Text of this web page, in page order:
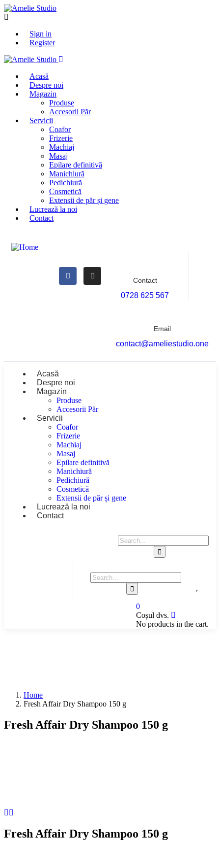
Sign in
Register
Acasă
Despre noi
Magazin
Produse
Accesorii Păr
Servicii
Coafor
Frizerie
Machiaj
Masaj
Epilare definitivă
Manichiură
Pedichiură
Cosmetică
Extensii de păr și gene
Lucrează la noi
Contact
Contact
0728 625 567
Email
contact@ameliestudio.one
Acasă
Despre noi
Magazin
Produse
Accesorii Păr
Servicii
Coafor
Frizerie
Machiaj
Masaj
Epilare definitivă
Manichiură
Pedichiură
Cosmetică
Extensii de păr și gene
Lucrează la noi
Contact
0
Coșul dvs.
No products in the cart.
Home
Fresh Affair Dry Shampoo 150 g
Fresh Affair Dry Shampoo 150 g
Fresh Affair Dry Shampoo 150 g